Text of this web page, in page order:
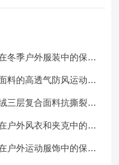
冬季户外服装中的保暖
料的高透气防风运动服
三层复合面料抗撕裂与
户外风衣和夹克中的应
户外运动服饰中的保暖